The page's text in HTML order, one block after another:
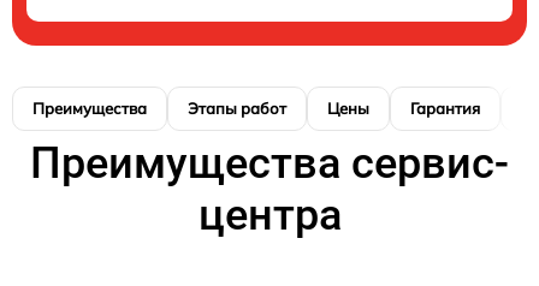
Преимущества Этапы работ Цены Гарантия
Преимущества сервис-
центра